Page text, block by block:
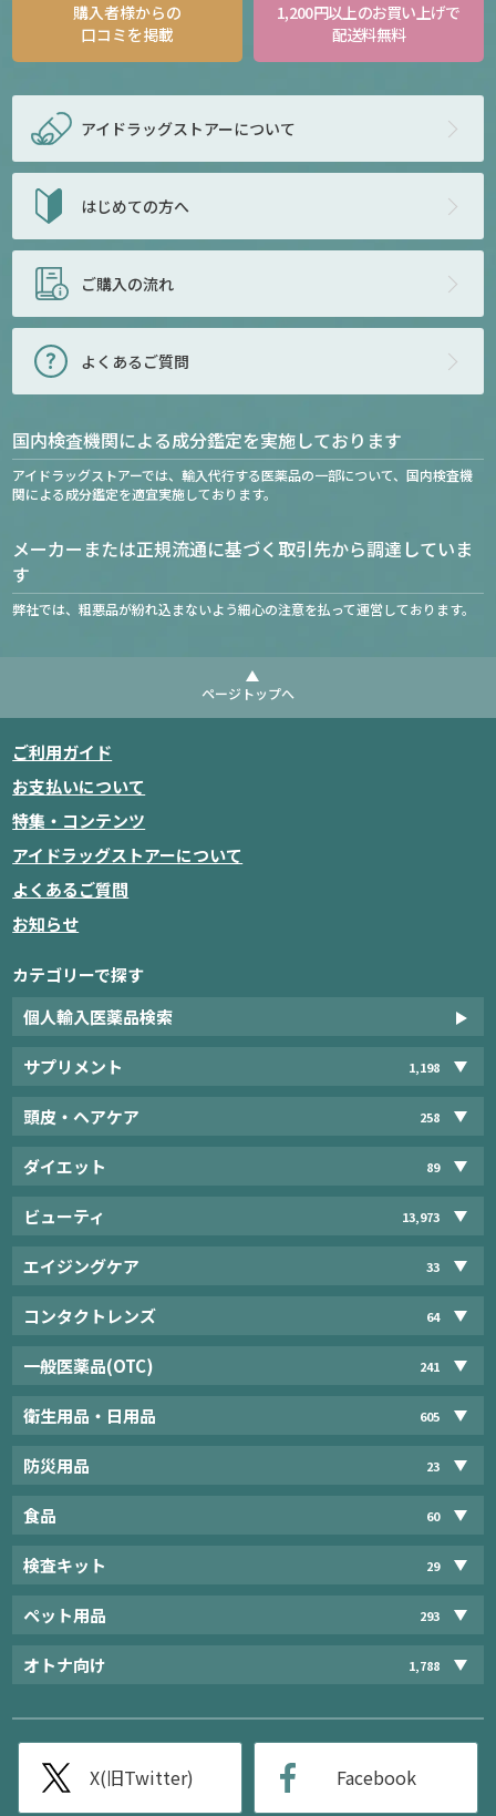
購入者様からの
口コミを掲載
1,200円以上のお買い上げで
配送料無料
アイドラッグストアーについて
はじめての方へ
ご購入の流れ
よくあるご質問
国内検査機関による成分鑑定を実施しております
アイドラッグストアーでは、輸入代行する医薬品の一部について、国内検査機
関による成分鑑定を適宜実施しております。
メーカーまたは正規流通に基づく取引先から調達していま
す
弊社では、粗悪品が紛れ込まないよう細心の注意を払って運営しております。
ページトップへ
ご利用ガイド
お支払いについて
特集・コンテンツ
アイドラッグストアーについて
よくあるご質問
お知らせ
カテゴリーで探す
個人輸入医薬品検索
サプリメント 1,198
頭皮・ヘアケア 258
ダイエット 89
ビューティ 13,973
エイジングケア 33
コンタクトレンズ 64
一般医薬品(OTC) 241
衛生用品・日用品 605
防災用品 23
食品 60
検査キット 29
ペット用品 293
オトナ向け 1,788
X(旧Twitter) Facebook